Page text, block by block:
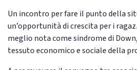
Un incontro per fare il punto della
un’opportunità di crescita per i
meglio nota come sindrome di
tessuto economico e sociale della